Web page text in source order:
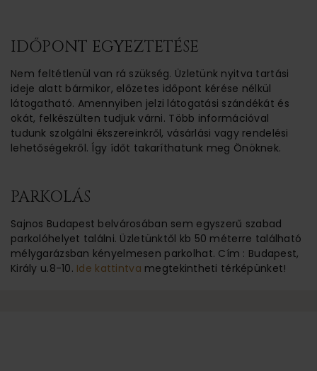
IDŐPONT EGYEZTETÉSE
Nem feltétlenül van rá szükség. Üzletünk nyitva tartási
ideje alatt bármikor, előzetes időpont kérése nélkül
látogatható. Amennyiben jelzi látogatási szándékát és
okát, felkészülten tudjuk várni. Több információval
tudunk szolgálni ékszereinkről, vásárlási vagy rendelési
lehetőségekről. Így ídőt takaríthatunk meg Önöknek.
PARKOLÁS
Sajnos Budapest belvárosában sem egyszerű szabad
parkolóhelyet találni. Üzletünktől kb 50 méterre található
mélygarázsban kényelmesen parkolhat. Cím : Budapest,
Király u.8-10. Ide kattintva megtekintheti térképünket!